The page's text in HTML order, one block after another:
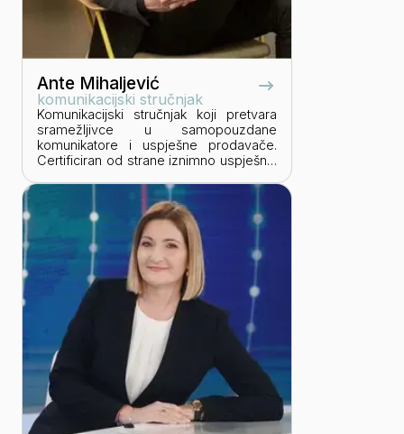
Ante Mihaljević
komunikacijski stručnjak
Komunikacijski stručnjak koji pretvara
sramežljivce u samopouzdane
komunikatore i uspješne prodavače.
Certificiran od strane iznimno uspješnih
Sandler, a njegov je portfelj klijenata
ispunjen imenima poput Jamnice,
Orbica, Jyska, Dekre, prostorie,
Whitesharka, GLS-a i brojnim drugim
zadovoljnim klijentima.